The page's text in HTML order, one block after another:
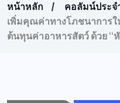
หน้าหลัก
คอลัมน์ประจ
เพิ่มคุณค่าทางโภชนาการใ
ต้นทุนค่าอาหารสัตว์ ด้วย “